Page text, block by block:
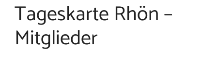
Tageskarte Rhön –
Mitglieder